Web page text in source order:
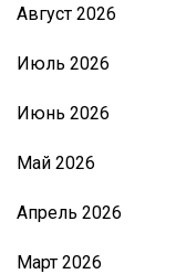
Август 2026
Июль 2026
Июнь 2026
Май 2026
Апрель 2026
Март 2026